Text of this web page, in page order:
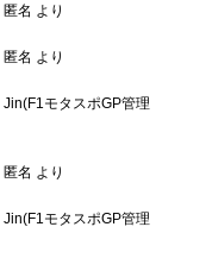
匿名 より
匿名 より
Jin(F1モタスポGP管理
匿名 より
Jin(F1モタスポGP管理